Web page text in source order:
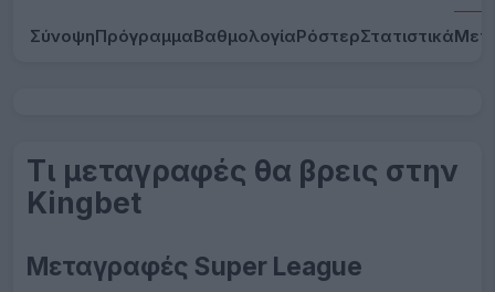
ΣύνοψηΠρόγραμμαΒαθμολογίαΡόστερΣτατιστικά
Τι μεταγραφές θα βρεις στην
Kingbet
Μεταγραφές Super League